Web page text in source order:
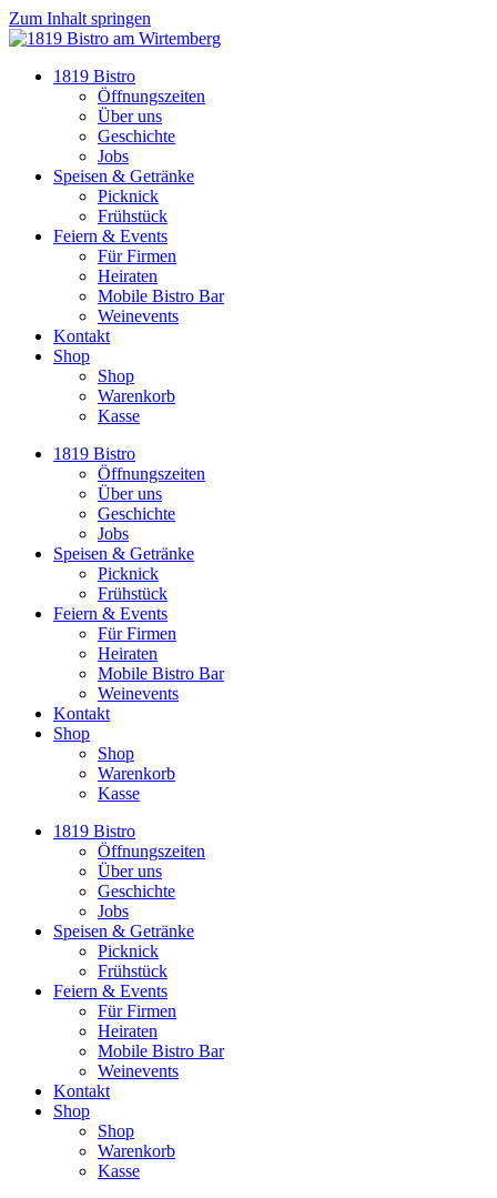
Zum Inhalt springen
1819 Bistro
Öffnungszeiten
Über uns
Geschichte
Jobs
Speisen & Getränke
Picknick
Frühstück
Feiern & Events
Für Firmen
Heiraten
Mobile Bistro Bar
Weinevents
Kontakt
Shop
Shop
Warenkorb
Kasse
1819 Bistro
Öffnungszeiten
Über uns
Geschichte
Jobs
Speisen & Getränke
Picknick
Frühstück
Feiern & Events
Für Firmen
Heiraten
Mobile Bistro Bar
Weinevents
Kontakt
Shop
Shop
Warenkorb
Kasse
1819 Bistro
Öffnungszeiten
Über uns
Geschichte
Jobs
Speisen & Getränke
Picknick
Frühstück
Feiern & Events
Für Firmen
Heiraten
Mobile Bistro Bar
Weinevents
Kontakt
Shop
Shop
Warenkorb
Kasse